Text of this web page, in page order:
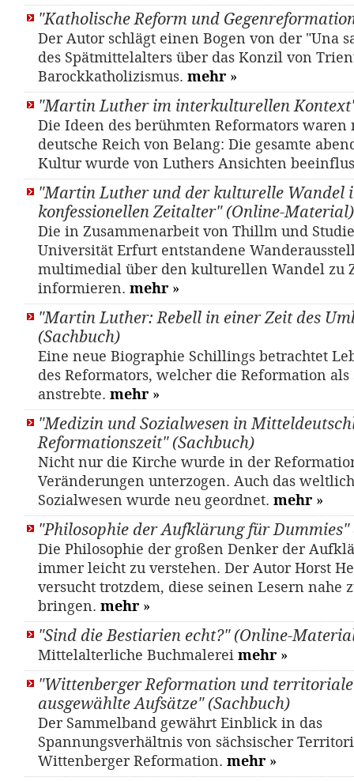
"Katholische Reform und
Der Autor schlägt einen Bogen von der "Una
des Spätmittelalters über das Konzil von
Barockkatholizismus. mehr »
"Martin Luther im interkulturellen
Die Ideen des berühmten Reformators
deutsche Reich von Belang: Die gesamte
Kultur wurde von Luthers Ansichten
"Martin Luther und der kulturelle Wandel
konfessionellen Zeitalter" (Online-Material)
Die in Zusammenarbeit von Thillm und
Universität Erfurt entstandene
multimedial über den kulturellen Wandel zu
informieren. mehr »
"Martin Luther: Rebell in einer Zeit des
(Sachbuch)
Eine neue Biographie Schillings betrachtet
des Reformators, welcher die Reformation
anstrebte. mehr »
"Medizin und Sozialwesen in
Reformationszeit" (Sachbuch)
Nicht nur die Kirche wurde in der
Veränderungen unterzogen. Auch das
Sozialwesen wurde neu geordnet. mehr »
"Philosophie der Aufklärung für Dummies"
Die Philosophie der großen Denker der
immer leicht zu verstehen. Der Autor Horst
versucht trotzdem, diese seinen Lesern nahe
bringen. mehr »
"Sind die Bestiarien echt?" (Online-
Mittelalterliche Buchmalerei mehr »
"Wittenberger Reformation und
ausgewählte Aufsätze" (Sachbuch)
Der Sammelband gewährt Einblick in das
Spannungsverhältnis von sächsischer
Wittenberger Reformation. mehr »